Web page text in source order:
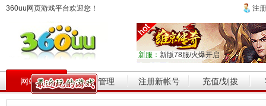
360uu网页游戏平台欢迎您！ 注册
新服： 新版78服/火爆开启
网站首页 帐号管理 注册新帐号 充值/划拨